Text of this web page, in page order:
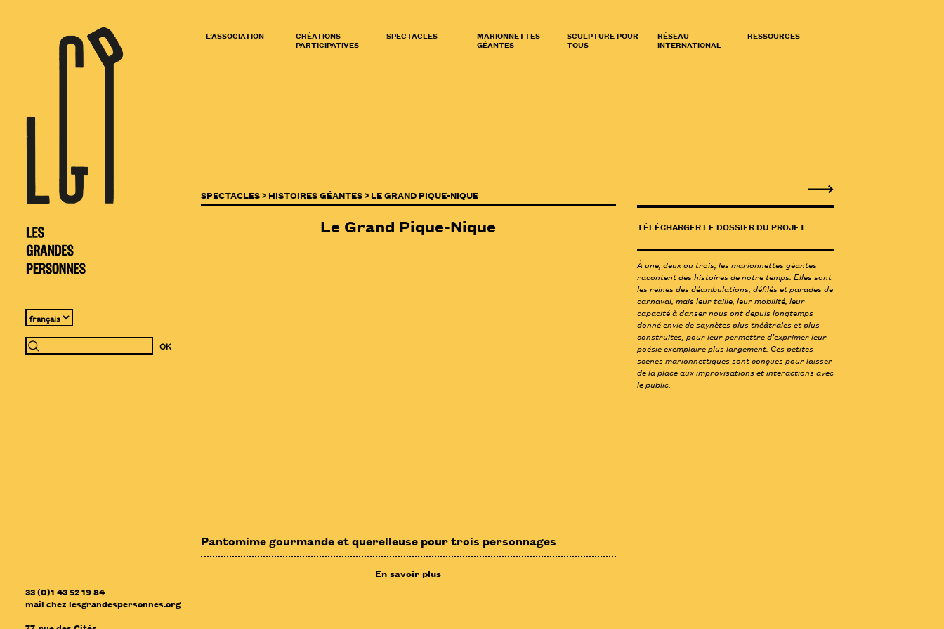
33 (0)1 43 52 19 84
mail chez lesgrandespersonnes.org
L’ASSOCIATION CRÉATIONS
PARTICIPATIVES
SPECTACLES MARIONNETTES
GÉANTES
SCULPTURE POUR
TOUS
RÉSEAU
INTERNATIONAL
RESSOURCES
SPECTACLES > HISTOIRES GÉANTES > LE GRAND PIQUE-NIQUE
Le Grand Pique-Nique
Pantomime gourmande et querelleuse pour trois personnages
En savoir plus
TÉLÉCHARGER LE DOSSIER DU PROJET
À une, deux ou trois, les marionnettes géantes
racontent des histoires de notre temps. Elles sont
les reines des déambulations, défilés et parades de
carnaval, mais leur taille, leur mobilité, leur
capacité à danser nous ont depuis longtemps
donné envie de saynètes plus théâtrales et plus
construites, pour leur permettre d’exprimer leur
poésie exemplaire plus largement. Ces petites
scènes marionnettiques sont conçues pour laisser
de la place aux improvisations et interactions avec
le public.